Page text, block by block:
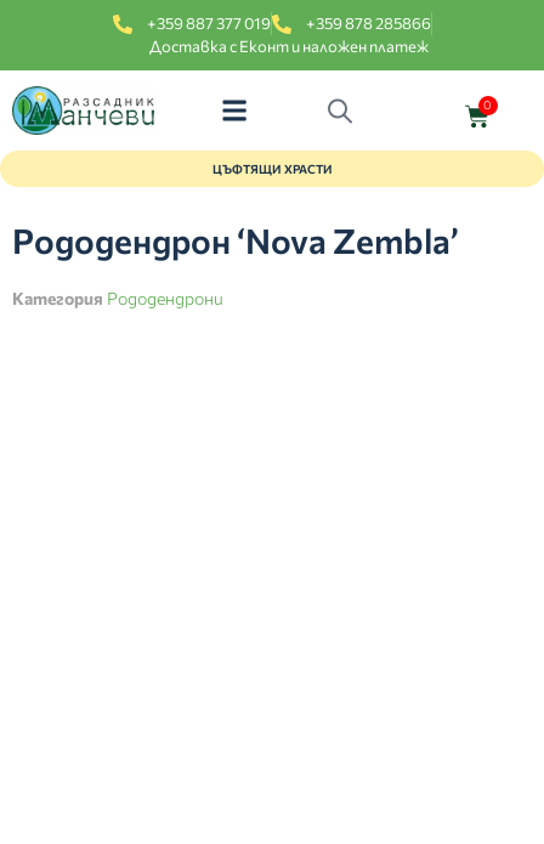
+359 887 377 019
+359 878 285866
Доставка с Еконт и наложен платеж
0
ЦЪФТЯЩИ ХРАСТИ
Рододендрон ‘Nova Zembla’
Категория Рододендрони